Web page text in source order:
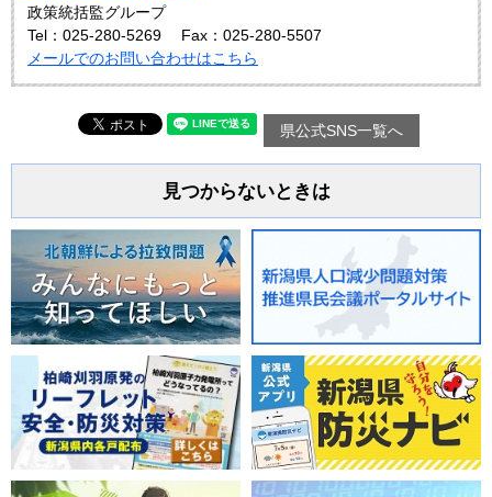
政策統括監グループ
Tel：025-280-5269
Fax：025-280-5507
メールでのお問い合わせはこちら
県公式SNS一覧へ
見つからないときは